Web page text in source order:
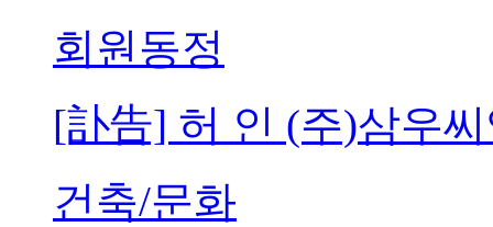
회원동정
[訃告] 허 인 (주)삼우
건축/문화